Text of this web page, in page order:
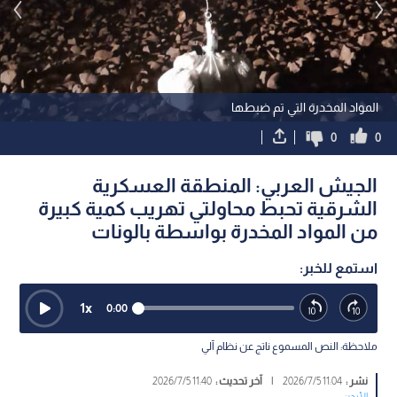
المواد المخدرة التي تم ضبطها
0
0
الجيش العربي: المنطقة العسكرية
الشرقية تحبط محاولتي تهريب كمية كبيرة
من المواد المخدرة بواسطة بالونات
استمع للخبر:
0:00
1x
ملاحظة: النص المسموع ناتج عن نظام آلي
نشر :11:04 2026/7/5
| آخر تحديث :11:40 2026/7/5